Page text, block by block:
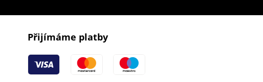
Přijímáme platby